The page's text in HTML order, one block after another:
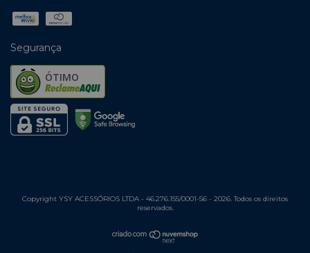
Segurança
ÓTIMO
Copyright YSY ACESSÓRIOS LTDA - 46.276.155/0001-56 - 2026. Todos os direitos
reservados.